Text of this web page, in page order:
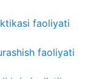
faoliyati
faoliyati